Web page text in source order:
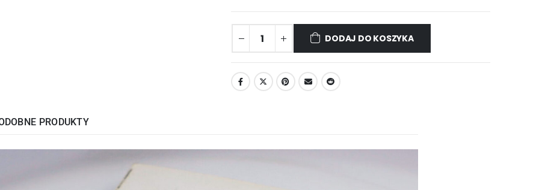
DODAJ DO KOSZYKA
PRODUKTY